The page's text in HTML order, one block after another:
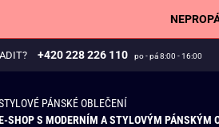
+420 228 226 110 po - pá 8:00 - 16:00
PÁNSKÉ OBLEČENÍ
SHOP S MODERNÍM A STYLOVÝM PÁNSKÝM